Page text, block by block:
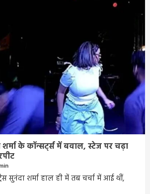
के कॉन्सर्ट्स में बवाल, स्टेज पर चढ़ा
सुनंदा शर्मा हाल ही में तब चर्चा में आई थीं,